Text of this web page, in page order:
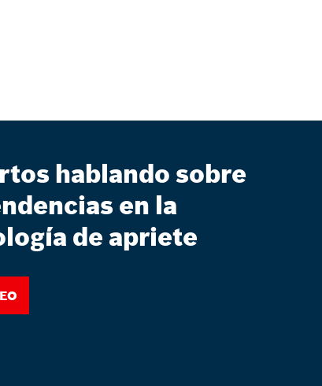
hablando sobre
en la
de apriete